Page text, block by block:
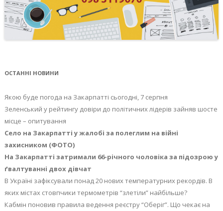
ОСТАННІ НОВИНИ
Якою буде погода на Закарпатті сьогодні, 7 серпня
Зеленський у рейтингу довіри до політичних лідерів зайняв шосте
місце – опитування
Село на Закарпатті у жалобі за полеглим на війні
захисником (ФОТО)
На Закарпатті затримали 66-річного чоловіка за підозрою у
ґвалтуванні двох дівчат
В Україні зафіксували понад 20 нових температурних рекордів. В
яких містах стовпчики термометрів “злетіли” найбільше?
Кабмін поновив правила ведення реєстру “Оберіг”. Що чекає на